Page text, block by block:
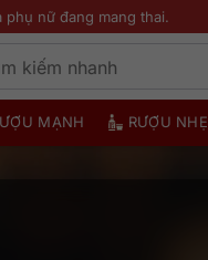
nữ đang mang thai.
MẠNH RƯỢU NHẸ